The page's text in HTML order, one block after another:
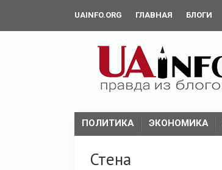
UAINFO.ORG ГЛАВНАЯ БЛОГИ
ПОЛИТИКА ЭКОНОМИКА
Стена